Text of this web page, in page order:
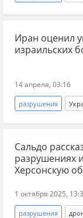
новости СВО Россия
дзен новости СВО
Военные
Иран оценил
израильских
14 апреля, 03:16
разрушения
Иран США
война в Иране
военная эскалация
Сальдо
разрушениях
Херсонскую
1 октября 2025,
разрушения